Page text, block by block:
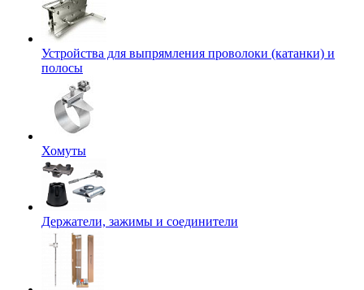
Устройства для выпрямления проволоки (катанки) и
полосы
Хомуты
Держатели, зажимы и соединители